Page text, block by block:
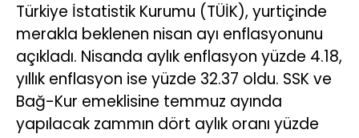
Türkiye İstatistik Kurumu (TÜİK), yurtiçinde
merakla beklenen nisan ayı enflasyonunu
açıkladı. Nisanda aylık enflasyon yüzde 4.18,
yıllık enflasyon ise yüzde 32.37 oldu. SSK ve
Bağ-Kur emeklisine temmuz ayında
yapılacak zammın dört aylık oranı yüzde